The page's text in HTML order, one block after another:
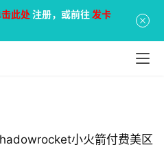
小火箭付费美区
此处注册，或前往 发卡